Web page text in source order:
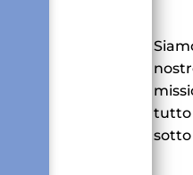
tutto
sotto